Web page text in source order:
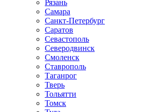
Рязань
Самара
Санкт-Петербург
Саратов
Севастополь
Северодвинск
Смоленск
Ставрополь
Таганрог
Тверь
Тольятти
Томск